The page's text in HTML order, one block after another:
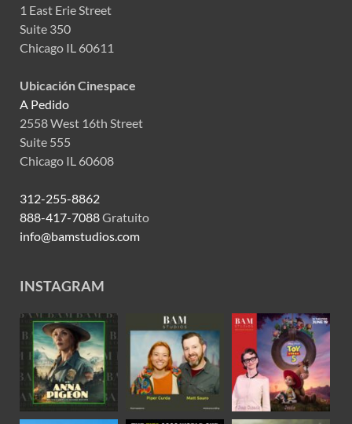
1 East Erie Street
Suite 350
Chicago IL 60611
Ubicación Cinespace
A Pedido
2558 West 16th Street
Suite 555
Chicago IL 60608
312-255-8862
888-417-7088Gratuito
info@bamstudios.com
INSTAGRAM